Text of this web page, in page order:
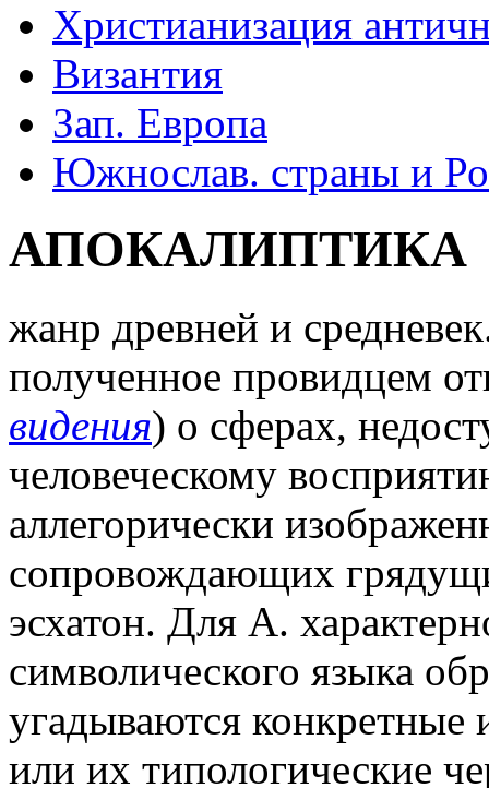
Христианизация
Византия
Зап. Европа
Южнослав. страны и
АПОКАЛИПТИКА
жанр древней и
полученное провидцем
видения) о сферах,
человеческому
аллегорически
сопровождающих
эсхатон. Для А.
символического языка
угадываются конкретные
или их типологические